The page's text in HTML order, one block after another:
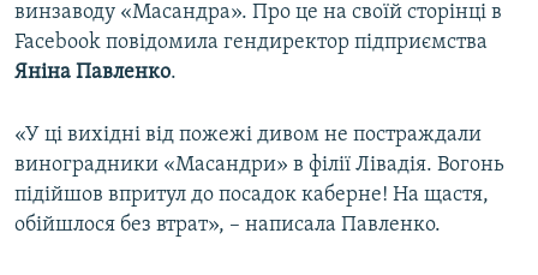
Усі сайти RFE/RL
винзаводу «Масандра». Про це на своїй сторінці в
Facebook повідомила гендиректор підприємства
Яніна Павленко.
«У ці вихідні від пожежі дивом не постраждали
виноградники «Масандри» в філії Лівадія. Вогонь
підійшов впритул до посадок каберне! На щастя,
обійшлося без втрат», – написала Павленко.